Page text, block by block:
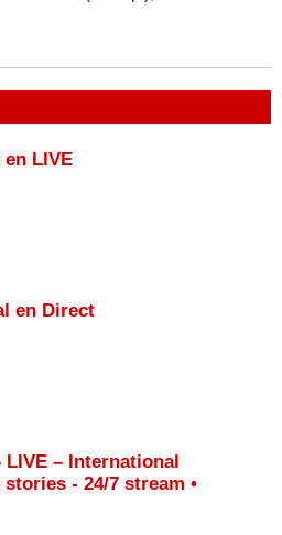
LIVE
en Direct
LIVE – International
- 24/7 stream •